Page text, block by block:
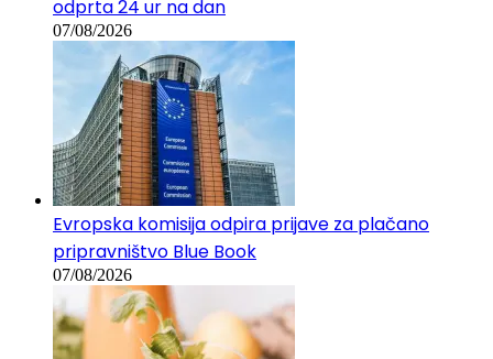
odprta 24 ur na dan
07/08/2026
Evropska komisija odpira prijave za plačano
pripravništvo Blue Book
07/08/2026